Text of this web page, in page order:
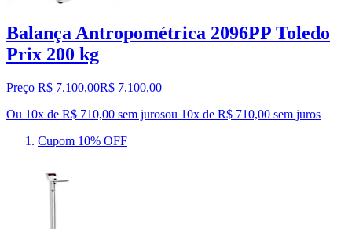
Balança Antropométrica 2096PP Toledo
Prix 200 kg
Preço R$ 7.100,00R$ 7.100,00
Ou 10x de R$ 710,00 sem jurosou 10x de R$ 710,00 sem juros
Cupom 10% OFF